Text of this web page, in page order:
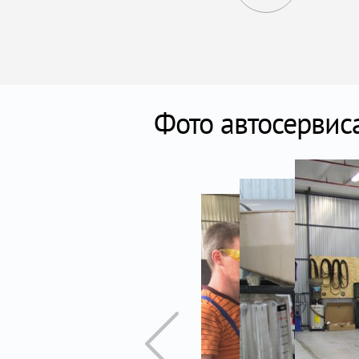
Фото